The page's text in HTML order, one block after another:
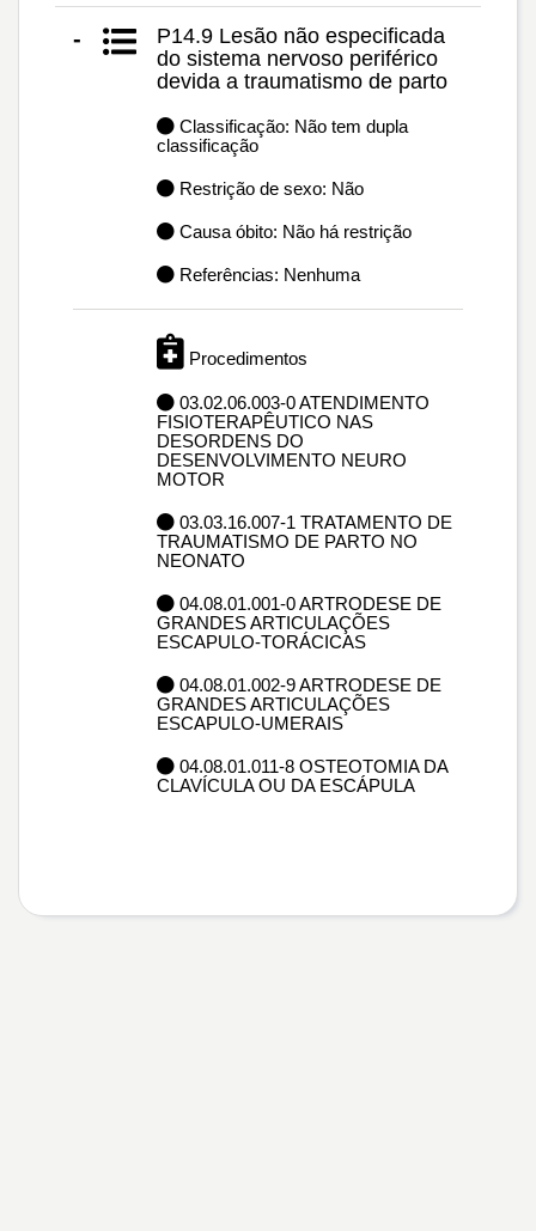
-
P14.9 Lesão não especificada
do sistema nervoso periférico
devida a traumatismo de parto
Classificação: Não tem dupla
classificação
Restrição de sexo: Não
Causa óbito: Não há restrição
Referências: Nenhuma
Procedimentos
03.02.06.003-0 ATENDIMENTO
FISIOTERAPÊUTICO NAS
DESORDENS DO
DESENVOLVIMENTO NEURO
MOTOR
03.03.16.007-1 TRATAMENTO DE
TRAUMATISMO DE PARTO NO
NEONATO
04.08.01.001-0 ARTRODESE DE
GRANDES ARTICULAÇÕES
ESCAPULO-TORÁCICAS
04.08.01.002-9 ARTRODESE DE
GRANDES ARTICULAÇÕES
ESCAPULO-UMERAIS
04.08.01.011-8 OSTEOTOMIA DA
CLAVÍCULA OU DA ESCÁPULA